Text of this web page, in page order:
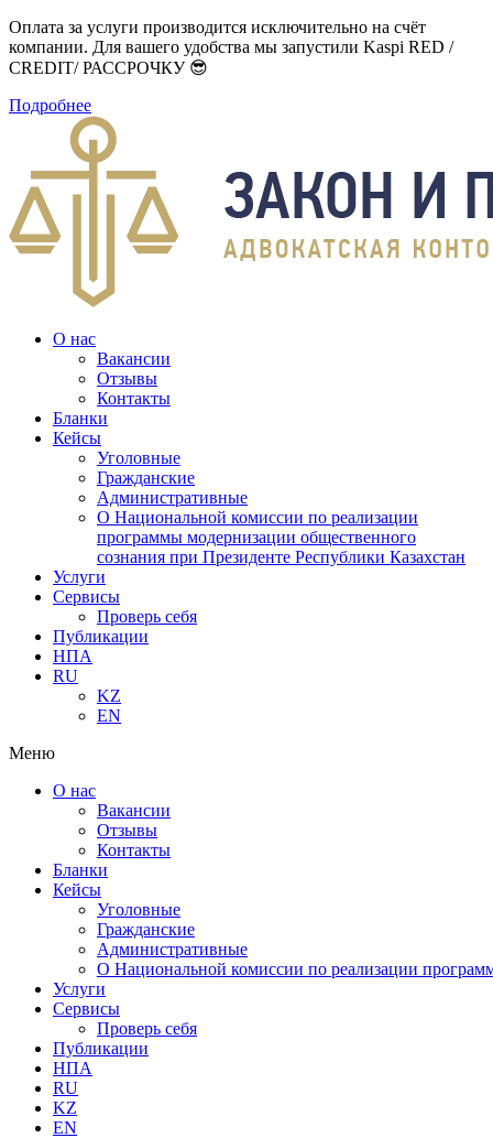
Оплата за услуги производится исключительно на счёт
компании. Для вашего удобства мы запустили Kaspi RED /
CREDIT/ РАССРОЧКУ 😎
Подробнее
О нас
Вакансии
Отзывы
Контакты
Бланки
Кейсы
Уголовные
Гражданские
Административные
О Национальной комиссии по реализации
программы модернизации общественного
сознания при Президенте Республики Казахстан
Услуги
Сервисы
Проверь себя
Публикации
НПА
RU
KZ
EN
Меню
О нас
Вакансии
Отзывы
Контакты
Бланки
Кейсы
Уголовные
Гражданские
Административные
О Национальной комиссии по реализации
Услуги
Сервисы
Проверь себя
Публикации
НПА
RU
KZ
EN